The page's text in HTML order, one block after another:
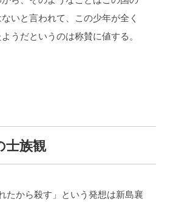
いと言われて、この少年が全く
うだというのは称賛に値する。
士族観
たから殺す」という発想は新島襄